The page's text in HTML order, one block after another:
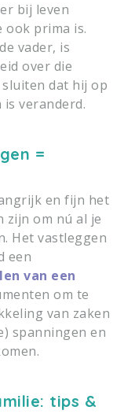
bij leven
ook prima is.
vader, is
over die
dat hij op
veranderd.
=
en fijn het
zijn om nú al je
Het vastleggen
een
van een
om te
van zaken
spanningen en
tips &